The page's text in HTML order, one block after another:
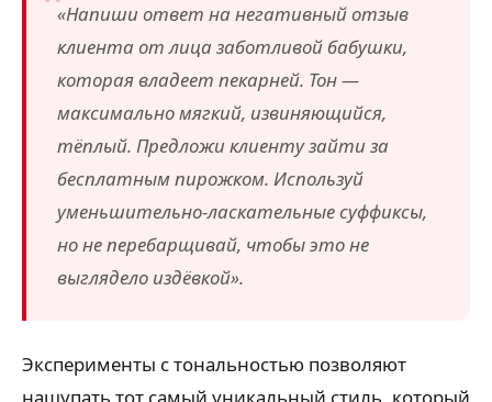
«Напиши ответ на негативный отзыв
клиента от лица заботливой бабушки,
которая владеет пекарней. Тон —
максимально мягкий, извиняющийся,
тёплый. Предложи клиенту зайти за
бесплатным пирожком. Используй
уменьшительно-ласкательные суффиксы,
но не перебарщивай, чтобы это не
выглядело издёвкой».
Эксперименты с тональностью позволяют